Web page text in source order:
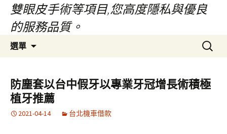
雙眼皮手術等項目,您高度隱私與優良
的服務品質。
選單
搜
尋
鍵
字:
防塵套以台中假牙以專業牙冠增長術積極
植牙推薦
2021-04-14 台北機車借款